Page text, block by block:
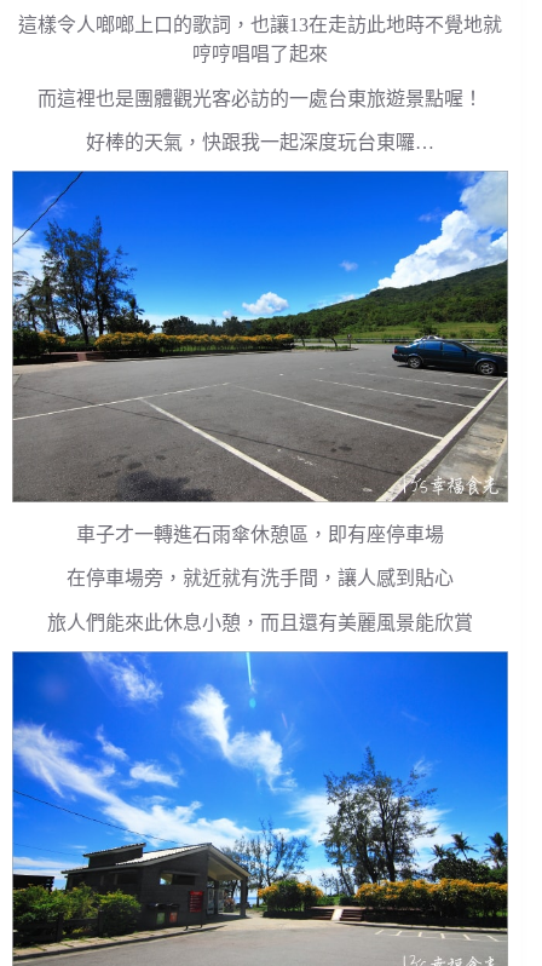
這樣令人啷啷上口的歌詞，也讓13在走訪此地時不覺地就
哼哼唱唱了起來
而這裡也是團體觀光客必訪的一處台東旅遊景點喔！
好棒的天氣，快跟我一起深度玩台東囉…
車子才一轉進石雨傘休憩區，即有座停車場
在停車場旁，就近就有洗手間，讓人感到貼心
旅人們能來此休息小憩，而且還有美麗風景能欣賞